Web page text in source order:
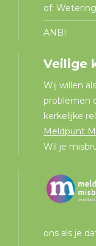
of:
ANBI
Veilige
Wij willen
problemen
kerkelijke
Meldpunt
Wil je
ons als je